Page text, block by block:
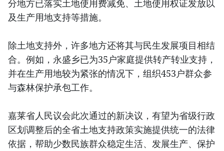
分地方已落实土地使用费减免、土地使用权证发放以
及生产用地支持等措施。
除土地支持外，许多地方还将其与民生发展项目相结
合。例如，永盛乡已为35户家庭提供转产转业支持，
并在生产用地较为紧张的情况下，组织453户群众参
与森林保护承包工作。
嘉莱省人民议会此次通过的新决议，有望为省级行政
区划调整后的全省土地支持政策实施提供统一的法律
依据，帮助少数民族群众稳定生活、发展生产、保护